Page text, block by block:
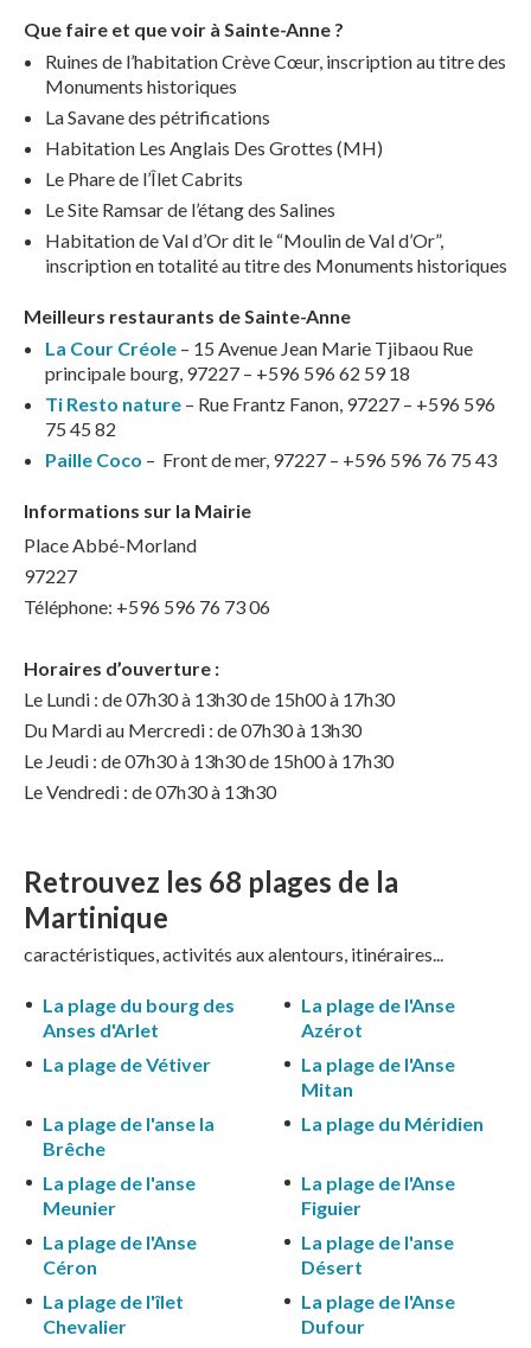
Que faire et que voir à Sainte-Anne ?
Ruines de l’habitation Crève Cœur, inscription au titre des
Monuments historiques
La Savane des pétrifications
Habitation Les Anglais Des Grottes (MH)
Le Phare de l’Îlet Cabrits
Le Site Ramsar de l’étang des Salines
Habitation de Val d’Or dit le “Moulin de Val d’Or”,
inscription en totalité au titre des Monuments historiques
Meilleurs restaurants de Sainte-Anne
La Cour Créole – 15 Avenue Jean Marie Tjibaou Rue
principale bourg, 97227 – +596 596 62 59 18
Ti Resto nature – Rue Frantz Fanon, 97227 – +596 596
75 45 82
Paille Coco – Front de mer, 97227 – +596 596 76 75 43
Informations sur la Mairie
Place Abbé-Morland
97227
Téléphone: +596 596 76 73 06
Horaires d’ouverture :
Le Lundi : de 07h30 à 13h30 de 15h00 à 17h30
Du Mardi au Mercredi : de 07h30 à 13h30
Le Jeudi : de 07h30 à 13h30 de 15h00 à 17h30
Le Vendredi : de 07h30 à 13h30
Retrouvez les 68 plages de la
Martinique
caractéristiques, activités aux alentours, itinéraires...
La plage du bourg des
Anses d'Arlet
La plage de l'Anse
Azérot
La plage de Vétiver
La plage de l'Anse
Mitan
La plage de l'anse la
Brêche
La plage du Méridien
La plage de l'anse
Meunier
La plage de l'Anse
Figuier
La plage de l'Anse
Céron
La plage de l'anse
Désert
La plage de l'îlet
Chevalier
La plage de l'Anse
Dufour